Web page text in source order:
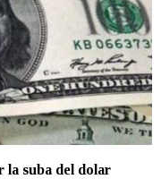
la suba del dolar